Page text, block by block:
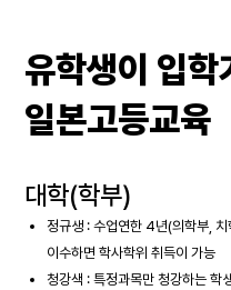
유학생이 입학
일본고등교육
대학(학부)
정규생 : 수업연한 4년(의학부,
이수하면 학사학위 취득이 가능
청강색 : 특정과목만 청강하는 학